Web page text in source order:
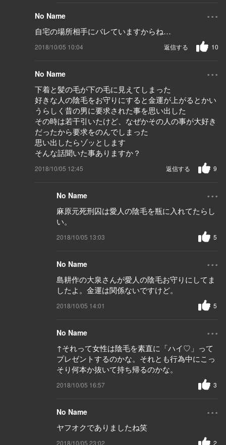
No Name ...
自宅の場所相手にバレていますからね…
2018/10/05 10:04 10
返信する
No Name ...
下着と髪の毛が下の毛に見えてしまった
好きな人の陰毛をお守りにすると金運が上がるとかい
うらしく昔の男に要求された事を思い出した
その時は若干引いたけど、なぜかその人の事が大好き
だったから要求をのんでしまった
思い出したらゾッとします
そんな話聞いた事ありますか？
2018/10/05 12:45 9
返信する
No Name ...
麻原元死刑囚は愛人の陰毛を瓶に入れてたらし
い。
2018/10/05 13:03 5
No Name ...
島耕作の大泉さんが愛人の陰毛お守りにしてま
したよ。金運は関係ないですけど。
2018/10/05 14:01 5
No Name ...
↑それって女性は陰毛を素直に「ハイ♡」って
プレゼントするのかな。それとも行為中にこっ
そり何本か抜いて持ち帰るのかな。
2018/10/05 16:57 3
No Name ...
ヤフオクでありましたね笑
2018/10/05 23:02 2